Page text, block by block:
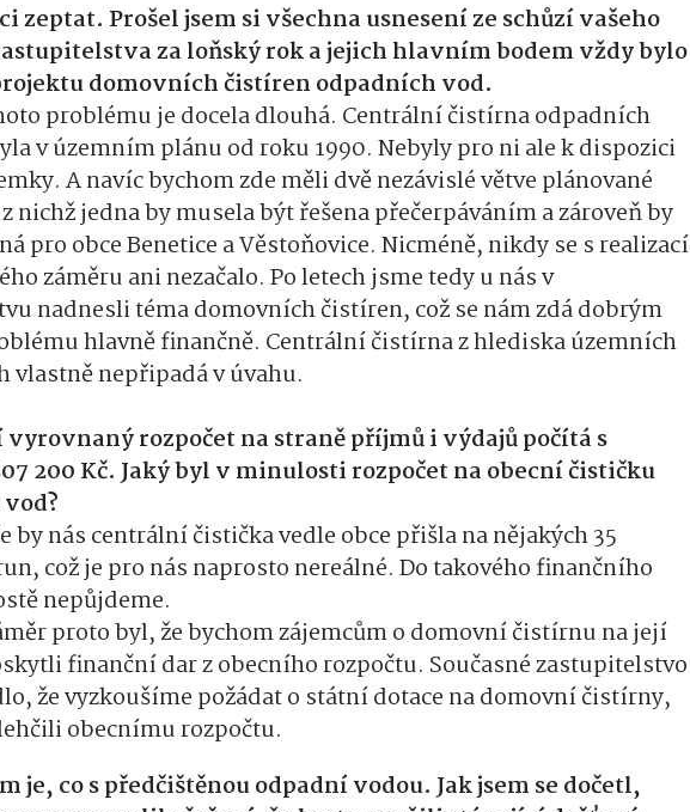
zeptat. Prošel jsem si všechna usnesení ze schůzí vašeho
za loňský rok a jejich hlavním bodem vždy bylo
domovních čistíren odpadních vod.
problému je docela dlouhá. Centrální čistírna odpadních
v územním plánu od roku 1990. Nebyly pro ni ale k dispozici
A navíc bychom zde měli dvě nezávislé větve plánované
nichž jedna by musela být řešena přečerpáváním a zároveň by
pro obce Benetice a Věstoňovice. Nicméně, nikdy se s realizací
záměru ani nezačalo. Po letech jsme tedy u nás v
nadnesli téma domovních čistíren, což se nám zdá dobrým
hlavně finančně. Centrální čistírna z hlediska územních
vlastně nepřipadá v úvahu.
vyrovnaný rozpočet na straně příjmů i výdajů počítá s
200 Kč. Jaký byl v minulosti rozpočet na obecní čističku
by nás centrální čistička vedle obce přišla na nějakých 35
což je pro nás naprosto nereálné. Do takového finančního
nepůjdeme.
proto byl, že bychom zájemcům o domovní čistírnu na její
finanční dar z obecního rozpočtu. Současné zastupitelstvo
že vyzkoušíme požádat o státní dotace na domovní čistírny,
obecnímu rozpočtu.
je, co s předčištěnou odpadní vodou. Jak jsem se dočetl,